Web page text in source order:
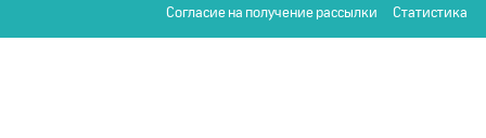
Согласие на получение рассылки
Статистика